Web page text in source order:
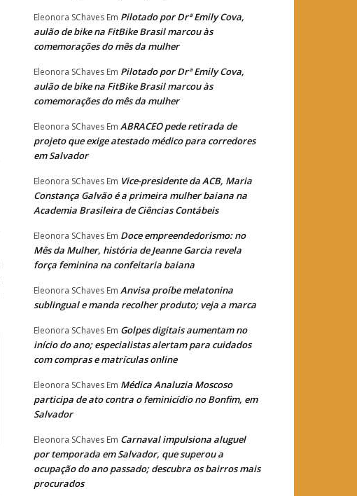
Eleonora SChaves Em Pilotado por Drª Emily Cova,
aulão de bike na FitBike Brasil marcou às
comemorações do mês da mulher
Eleonora SChaves Em Pilotado por Drª Emily Cova,
aulão de bike na FitBike Brasil marcou às
comemorações do mês da mulher
Eleonora SChaves Em ABRACEO pede retirada de
projeto que exige atestado médico para corredores
em Salvador
Eleonora SChaves Em Vice-presidente da ACB, Maria
Constança Galvão é a primeira mulher baiana na
Academia Brasileira de Ciências Contábeis
Eleonora SChaves Em Doce empreendedorismo: no
Mês da Mulher, história de Jeanne Garcia revela
força feminina na confeitaria baiana
Eleonora SChaves Em Anvisa proíbe melatonina
sublingual e manda recolher produto; veja a marca
Eleonora SChaves Em Golpes digitais aumentam no
início do ano; especialistas alertam para cuidados
com compras e matrículas online
Eleonora SChaves Em Médica Analuzia Moscoso
participa de ato contra o feminicídio no Bonfim, em
Salvador
Eleonora SChaves Em Carnaval impulsiona aluguel
por temporada em Salvador, que superou a
ocupação do ano passado; descubra os bairros mais
procurados